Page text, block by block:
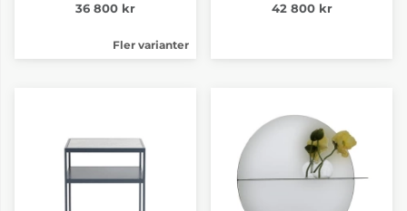
36 800 kr
Fler varianter
42 800 kr